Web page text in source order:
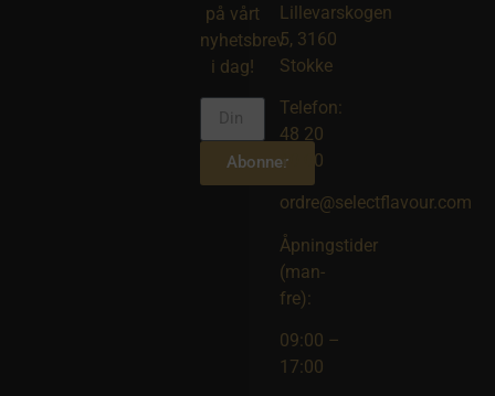
på vårt
nyhetsbrev
i dag!
Abonner
Lillevarskogen
5, 3160
Stokke
Telefon:
48 20
10 00
ordre@selectflavour.com
Åpningstider
(man-
fre):
09:00 –
17:00